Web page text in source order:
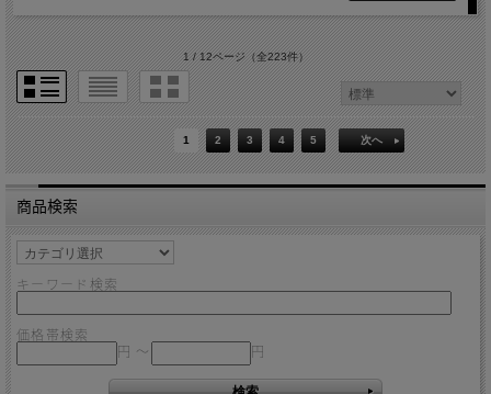
1 / 12ページ（全223件）
1 2 3 4 5 次へ
商品検索
キーワード検索
価格帯検索
円 ～
円